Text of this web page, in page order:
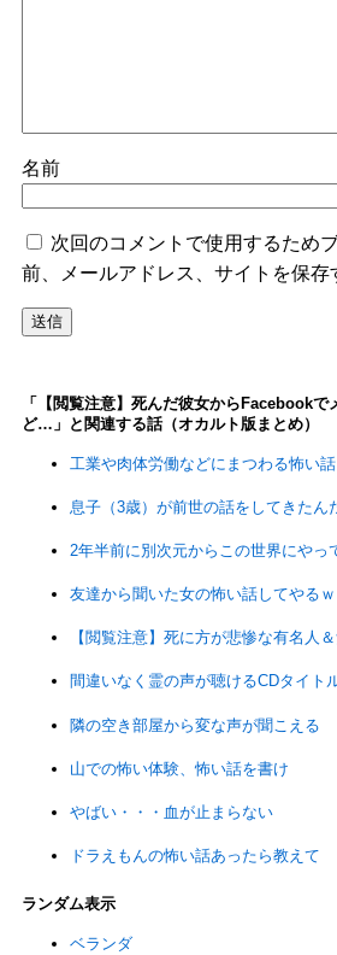
名前
次回のコメントで使用するため
前、メールアドレス、サイトを保存
「【閲覧注意】死んだ彼女からFacebookで
ど…」と関連する話（オカルト版まとめ）
工業や肉体労働などにまつわる怖い話
息子（3歳）が前世の話をしてきたん
2年半前に別次元からこの世界にやっ
友達から聞いた女の怖い話してやるｗ
【閲覧注意】死に方が悲惨な有名人
間違いなく霊の声が聴けるCDタイト
隣の空き部屋から変な声が聞こえる
山での怖い体験、怖い話を書け
やばい・・・血が止まらない
ドラえもんの怖い話あったら教えて
ランダム表示
ベランダ